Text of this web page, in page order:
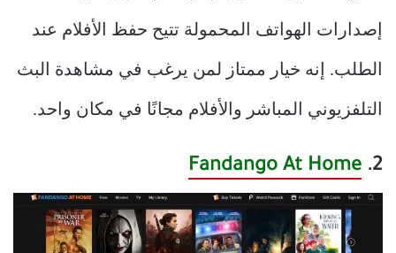
إصدارات الهواتف المحمولة تتيح حفظ الأفلام عند
الطلب. إنه خيار ممتاز لمن يرغب في مشاهدة البث
التلفزيوني المباشر والأفلام مجانًا في مكان واحد.
2.
Fandango At Home